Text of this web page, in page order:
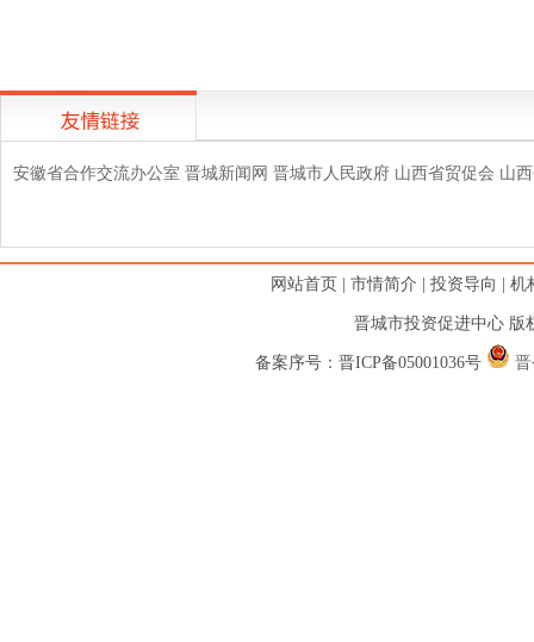
安徽省合作交流办公室 晋城新闻网 晋城市人民政府 山西省贸促会 山
网站首页 |市情简介 |投资导向 |机
晋城市投资促进中心 版
备案序号： 晋ICP备05001036号 晋